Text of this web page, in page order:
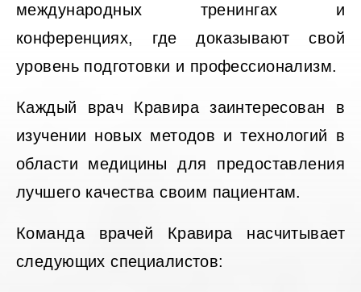
международных тренингах и
конференциях, где доказывают свой
уровень подготовки и профессионализм.
Каждый врач Кравира заинтересован в
изучении новых методов и технологий в
области медицины для предоставления
лучшего качества своим пациентам.
Команда врачей Кравира насчитывает
следующих специалистов: